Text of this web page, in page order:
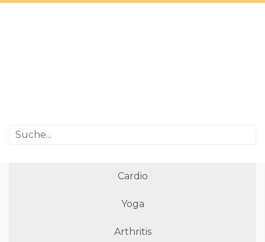
Cardio
Yoga
Arthritis